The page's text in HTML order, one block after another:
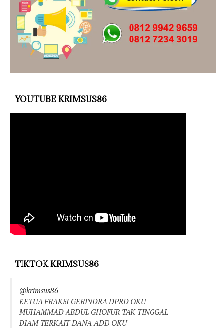
YOUTUBE KRIMSUS86
TIKTOK KRIMSUS86
@krimsus86
KETUA FRAKSI GERINDRA DPRD OKU
MUHAMMAD ABDUL GHOFUR TAK TINGGAL
DIAM TERKAIT DANA ADD OKU